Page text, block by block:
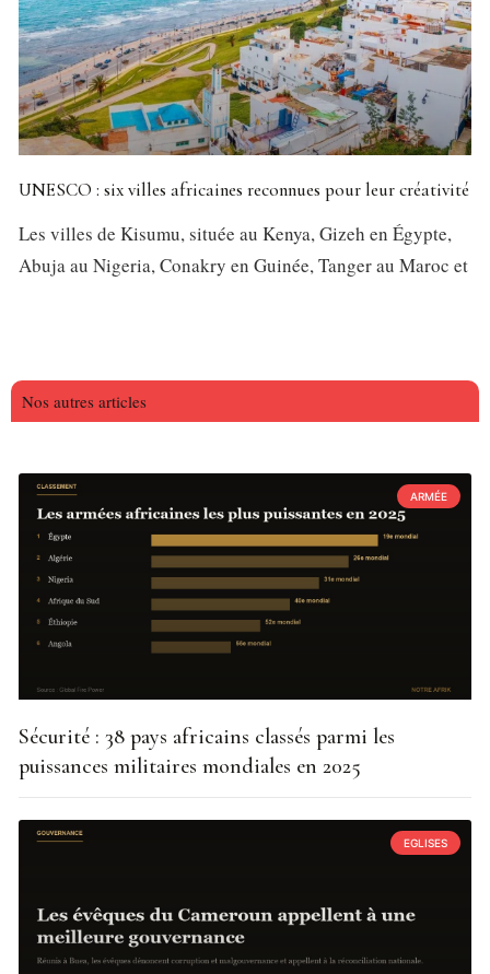
UNESCO : six villes africaines reconnues pour leur créativité
Les villes de Kisumu, située au Kenya, Gizeh en Égypte,
Abuja au Nigeria, Conakry en Guinée, Tanger au Maroc et
Nos autres articles
ARMÉE
Sécurité : 38 pays africains classés parmi les
puissances militaires mondiales en 2025
EGLISES